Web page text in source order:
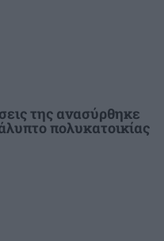
της ανασύρθηκε
πολυκατοικίας